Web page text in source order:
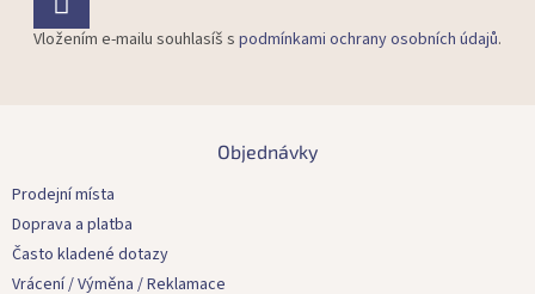
Vložením e-mailu souhlasíš s podmínkami ochrany osobních údajů.
Objednávky
Prodejní místa
Doprava a platba
Často kladené dotazy
Vrácení / Výměna / Reklamace